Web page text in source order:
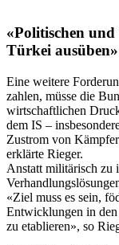
«Politischen
Türkei ausüben»
Eine weitere
zahlen, müsse die
wirtschaftlichen
dem IS –
Zustrom von
erklärte Rieger.
Anstatt militärisch zu
«Ziel muss es sein,
Entwicklungen in den
zu etablieren», so